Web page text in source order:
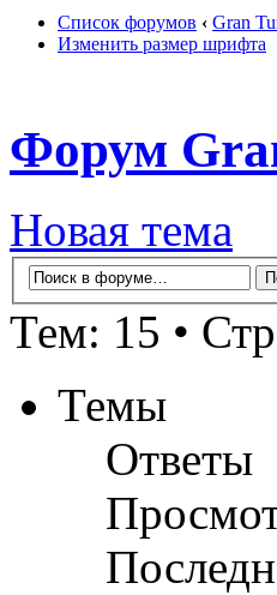
Список форумов ‹ Gran
Изменить размер шрифта
Форум
Новая тема
Тем: 15 •
Темы
Ответы